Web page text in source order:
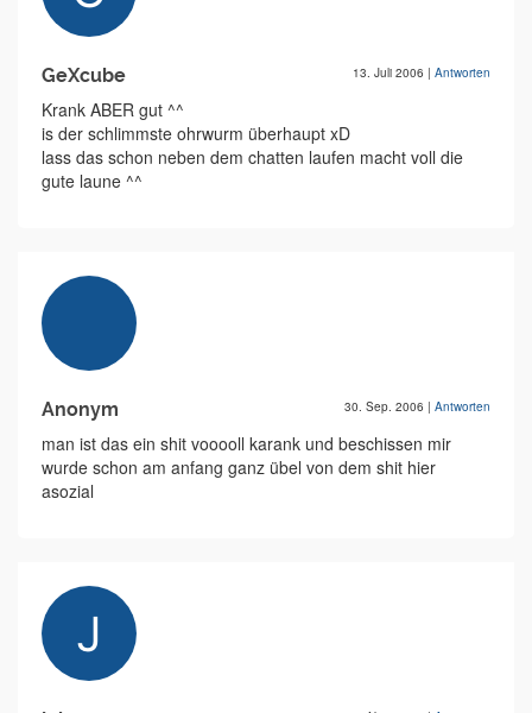
GeXcube 13. Juli 2006 | Antworten
Krank ABER gut ^^
is der schlimmste ohrwurm überhaupt xD
lass das schon neben dem chatten laufen macht voll die
gute laune ^^
Anonym 30. Sep. 2006 | Antworten
man ist das ein shit vooooll karank und beschissen mir
wurde schon am anfang ganz übel von dem shit hier
asozial